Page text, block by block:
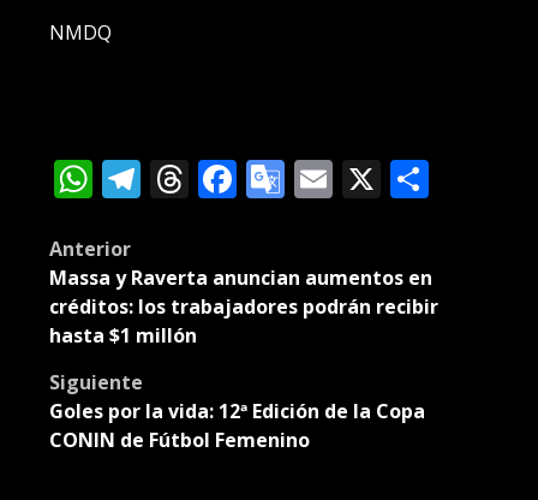
NMDQ
WhatsApp
Telegram
Threads
Facebook
Google
Email
X
Post
navigation
Anterior
Massa y Raverta anuncian aumentos en
créditos: los trabajadores podrán recibir
hasta $1 millón
Siguiente
Goles por la vida: 12ª Edición de la Copa
CONIN de Fútbol Femenino